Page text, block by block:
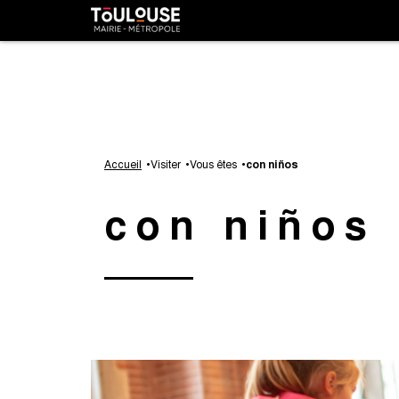
Panel de gestión de cookies
au
Toulouse
Accueil Visiter Vous êtes con niños
con niños